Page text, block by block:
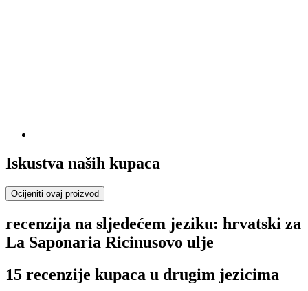
Iskustva naših kupaca
Ocijeniti ovaj proizvod
recenzija na sljedećem jeziku: hrvatski za
La Saponaria Ricinusovo ulje
15 recenzije kupaca u drugim jezicima